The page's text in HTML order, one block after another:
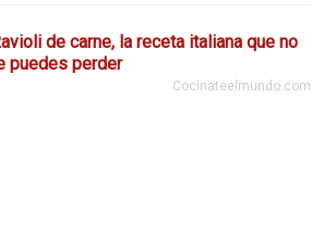
de carne, la receta italiana que no
puedes perder
Cocinateelmundo.com